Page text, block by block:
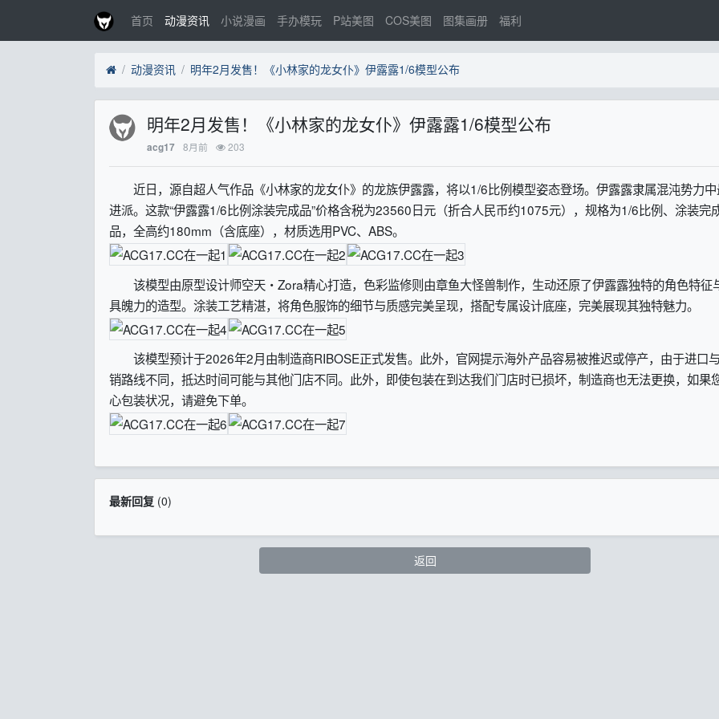
首页 动漫资讯 小说漫画 手办模玩 P站美图 COS美图 图集画册 福利
动漫资讯 明年2月发售！《小林家的龙女仆》伊露露1/6模型公布
明年2月发售！《小林家的龙女仆》伊露露1/6模型公布
acg17 8月前 203
近日，源自超人气作品《小林家的龙女仆》的龙族伊露露，将以1/6比例模型姿态登场。伊露露隶属混沌势力中
进派。这款“伊露露1/6比例涂装完成品”价格含税为23560日元（折合人民币约1075元），规格为1/6比例、涂装完
品，全高约180mm（含底座），材质选用PVC、ABS。
该模型由原型设计师空天・Zora精心打造，色彩监修则由章鱼大怪兽制作，生动还原了伊露露独特的角色特征
具魄力的造型。涂装工艺精湛，将角色服饰的细节与质感完美呈现，搭配专属设计底座，完美展现其独特魅力。
该模型预计于2026年2月由制造商RIBOSE正式发售。此外，官网提示海外产品容易被推迟或停产，由于进口
销路线不同，抵达时间可能与其他门店不同。此外，即使包装在到达我们门店时已损坏，制造商也无法更换，如果
心包装状况，请避免下单。
最新回复(0)
返回